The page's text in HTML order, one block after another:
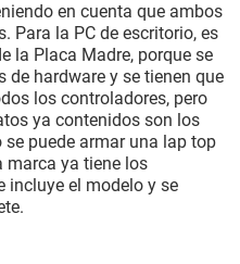
en cuenta que ambos
Para la PC de escritorio, es
la Placa Madre, porque se
hardware y se tienen que
los controladores, pero
ya contenidos son los
puede armar una lap top
marca ya tiene los
incluye el modelo y se